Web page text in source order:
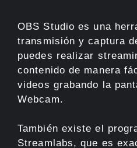
OBS Studio es una
transmisión y captura
puedes realizar
contenido de manera
videos grabando la
Webcam.
También existe el
Streamlabs, que es